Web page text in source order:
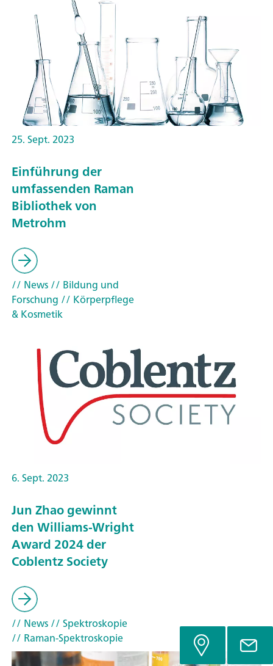
25. Sept. 2023
Einführung der
umfassenden Raman
Bibliothek von
Metrohm
// News// Bildung und
Forschung // Körperpflege
& Kosmetik
6. Sept. 2023
Jun Zhao gewinnt
den Williams-Wright
Award 2024 der
Coblentz Society
// News// Spektroskopie
// Raman-Spektroskopie